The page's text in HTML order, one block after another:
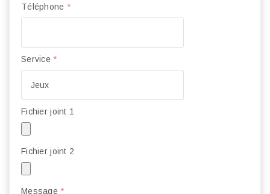
Téléphone *
Service *
Fichier joint 1
Fichier joint 2
Message *